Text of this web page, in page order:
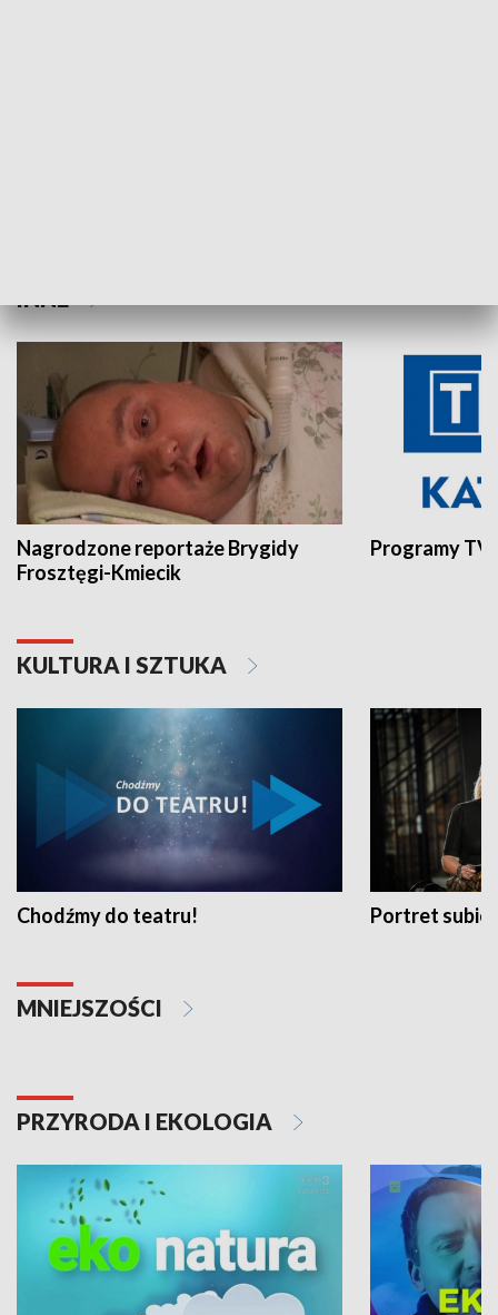
Nagrodzone reportaże Brygidy
Frosztęgi-Kmiecik
Programy
KULTURA I SZTUKA
Chodźmy do teatru! Portret
MNIEJSZOŚCI
PRZYRODA I EKOLOGIA